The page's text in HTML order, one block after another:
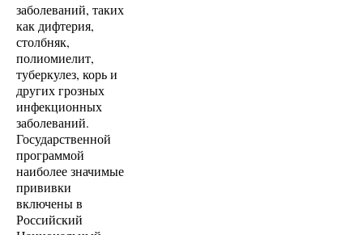
заболеваний, таких
как дифтерия,
столбняк,
полиомиелит,
туберкулез, корь и
других грозных
инфекционных
заболеваний.
Государственной
программой
наиболее значимые
прививки
включены в
Российский